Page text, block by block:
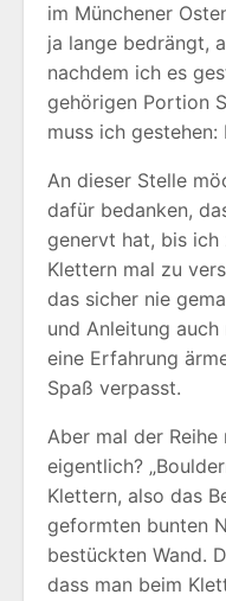
im Münchener
ja lange bedrängt,
nachdem ich es
gehörigen Portion
muss ich
An dieser Stelle
dafür bedanken,
genervt hat, bis ich
Klettern mal zu
das sicher nie
und Anleitung
eine Erfahrung
Spaß verpasst.
Aber mal der
eigentlich?
Klettern, also das
geformten bunten
bestückten Wand.
dass man beim